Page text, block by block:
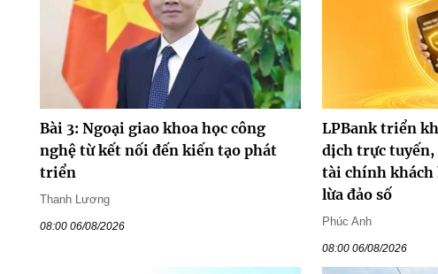
Bài 3: Ngoại giao khoa học công
nghệ từ kết nối đến kiến tạo phát
triển
Thanh Lương
08:00 06/08/2026
LPBank triển
dịch trực tuyến,
tài chính
lừa đảo số
Phúc Anh
08:00 06/08/2026